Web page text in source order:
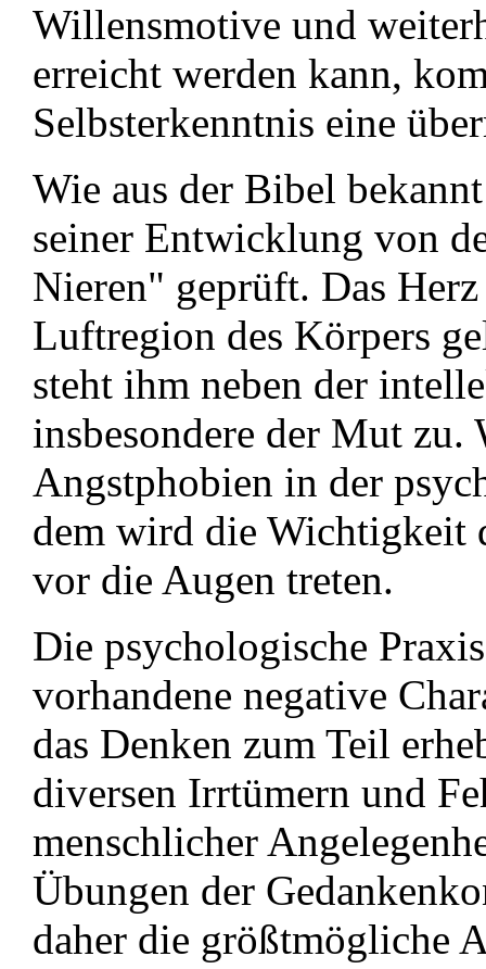
Willensmotive und
erreicht werden kann,
Selbsterkenntnis eine
Wie aus der Bibel
seiner Entwicklung von
Nieren" geprüft. Das
Luftregion des Körpers
steht ihm neben der
insbesondere der Mut zu.
Angstphobien in der
dem wird die Wichtigkeit
vor die Augen treten.
Die psychologische
vorhandene negative
das Denken zum Teil
diversen Irrtümern und
menschlicher
Übungen der
daher die größtmögliche